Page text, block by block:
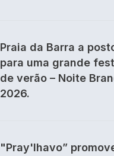
Praia da Barra a
para uma grande
de verão – Noite
2026.
"Pray'lhavo”